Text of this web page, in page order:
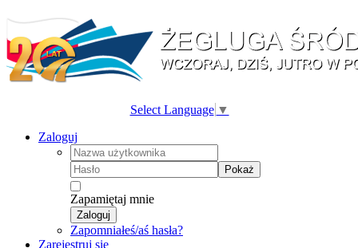
Select Language ▼
Zaloguj
Pokaż
Zapamiętaj mnie
Zaloguj
Zapomniałeś/aś hasła?
Zarejestruj się